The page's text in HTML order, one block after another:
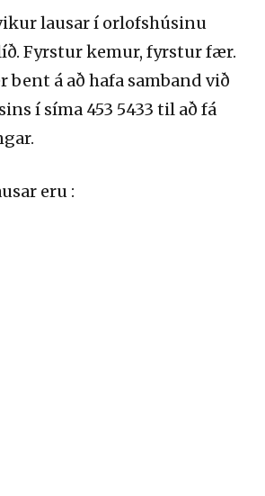
lausar í orlofshúsinu
Fyrstur kemur, fyrstur fær.
bent á að hafa samband við
í síma 453 5433 til að fá
eru :